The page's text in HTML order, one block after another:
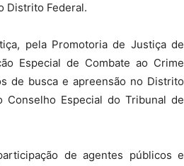
Distrito Federal.
pela Promotoria de Justiça de
Especial de Combate ao Crime
de busca e apreensão no Distrito
Especial do Tribunal de
de agentes públicos e